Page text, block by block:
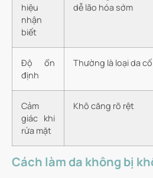
hiệu
nhận
biết
dễ lão hóa sớm
Độ ổn
định
Thường là loại da
Cảm
giác khi
rửa mặt
Khô căng rõ rệt
Cách làm da không bị